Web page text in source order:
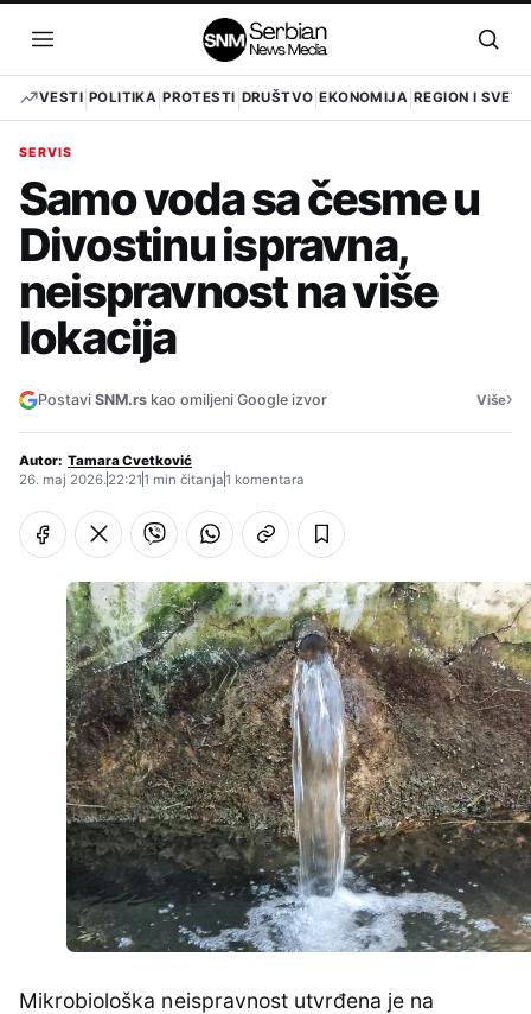
sadržaj
Otvori
meni
VESTI POLITIKA PROTESTI DRUŠTVO EKONOMIJA REGION I SVET
SERVIS
Samo voda sa česme u
Divostinu ispravna,
neispravnost na više
lokacija
Postavi SNM.rs kao omiljeni Google izvor Više›
Autor: Tamara Cvetković
26. maj 2026.22:211 min čitanja1 komentara
Mikrobiološka neispravnost utvrđena je na